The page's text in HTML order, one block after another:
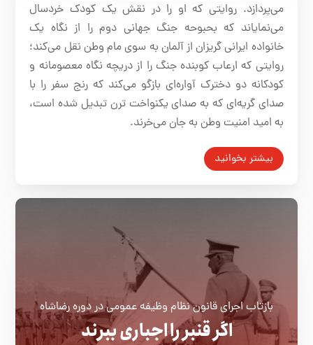
می‌پردازد. روایتی که او را در نقش یک کودک خردسال
می‌نمایاند که بحبوحه جنگ جهانی دوم را از نگاه یک
خانواده ایرانی گریزان از آلمان به سوی مام وطن نقل می‌کند؛
روایتی که ارعاب کوبنده جنگ را از دریچه نگاه معصومانه و
کودکانه دو دخترک آواره‌ای بازگو می‌کند که رنج سفر را با
صدای گریه‌ای که به صدای یکنواخت ترن تبدیل شده است،
به امید امنیت وطن به جان می‌خرند.
بیشتر بخوانید
بازتاب اجرای قانون نظام وظیفه عمومی در دوره رضاشاه
اگر قنبر را اجباری‌ ببرند